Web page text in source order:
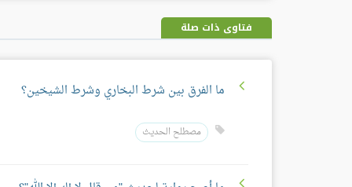
فتاوى ذات صلة
ما الفرق بين شرط البخاري وشرط الشيخين؟
مصطلح الحديث